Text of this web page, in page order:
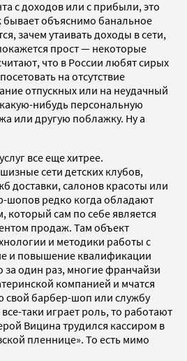
с доходов или с прибыли, это
бывает объяснимо банальное
зачем утаивать доходы в сети,
прост — некоторые
что в России любят сирых
на отсутствие
отпускных или на неудачный
нибудь персональную
или другую поблажку. Ну а
все еще хитрее.
сети детских клубов,
доставки, салонов красоты или
шопов редко когда обладают
сам по себе является
продаж. Там объект
и методики работы с
и повышение квалификации
за один раз, многие франчайзи
компанией и мчатся
свой барбер-шоп или службу
таки играет роль, то работают
Вицина трудился кассиром в
пленнице». То есть мимо